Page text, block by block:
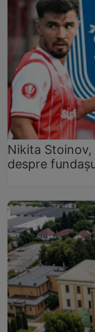
Nikita Stoinov,
despre